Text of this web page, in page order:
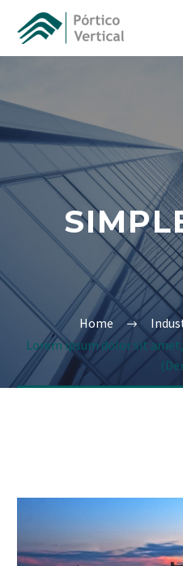
Home
Lorem ipsum dolor sit